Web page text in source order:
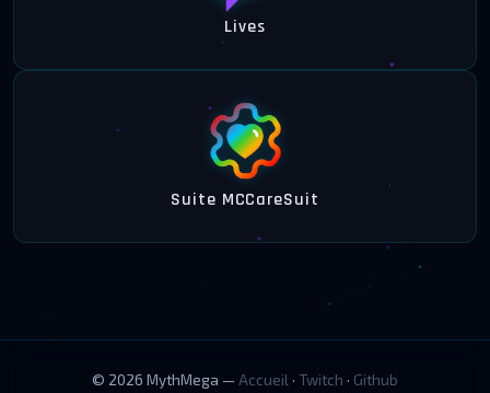
Lives
Suite MCCareSuit
© 2026 MythMega — Accueil · Twitch · Github